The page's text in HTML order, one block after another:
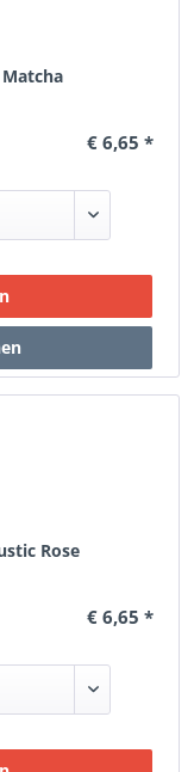
Matcha
€ 6,65 *
Rose
€ 6,65 *